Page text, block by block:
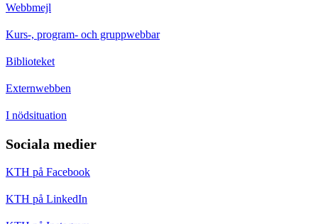
Webbmejl
Kurs-, program- och gruppwebbar
Biblioteket
Externwebben
I nödsituation
Sociala medier
KTH på Facebook
KTH på LinkedIn